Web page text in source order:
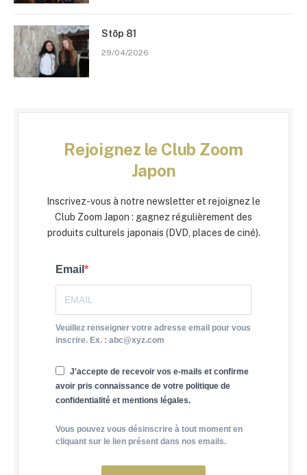
Stōp 81
29/04/2026
Rejoignez le Club Zoom
Japon
Inscrivez-vous à notre newsletter et rejoignez le
Club Zoom Japon : gagnez régulièrement des
produits culturels japonais (DVD, places de ciné).
Email
Veuillez renseigner votre adresse email pour vous
inscrire. Ex. : abc@xyz.com
J'accepte de recevoir vos e-mails et confirme
avoir pris connaissance de votre politique de
confidentialité et mentions légales.
Vous pouvez vous désinscrire à tout moment en
cliquant sur le lien présent dans nos emails.